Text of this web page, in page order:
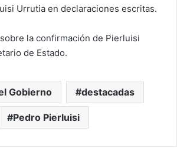
Urrutia en declaraciones escritas.
la confirmación de Pierluisi
de Estado.
Gobierno destacadas
Pedro Pierluisi